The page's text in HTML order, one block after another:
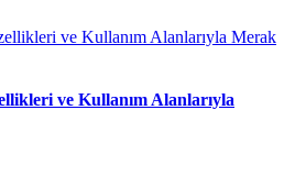
ve Kullanım Alanlarıyla